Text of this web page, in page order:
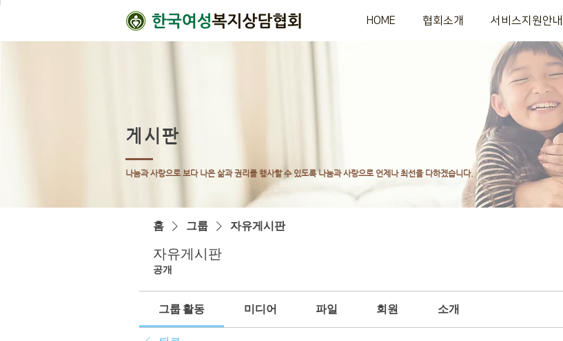
HOME 협회소개 서비스지원안내
게시판
나눔과 사랑으로 보다 나은 삶과 권리를 행사할 수 있도록나눔과 사랑으로 언제나 최선을 다하겠습니다.
홈 그룹 자유게시판
자유게시판
공개
그룹 활동 미디어 파일 회원 소개